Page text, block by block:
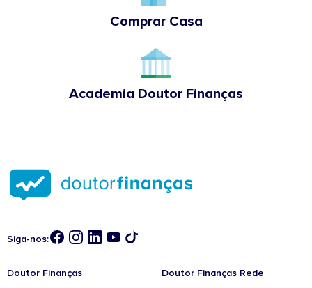
Comprar Casa
Academia Doutor Finanças
Siga-nos:
Doutor Finanças Doutor Finanças Rede